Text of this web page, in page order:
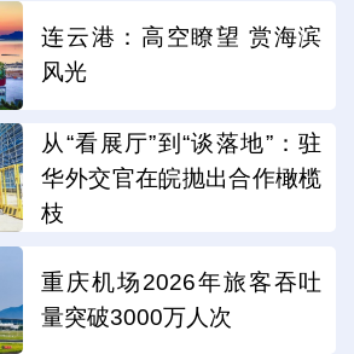
连云港：高空瞭望 赏海滨
风光
从“看展厅”到“谈落地”：驻
华外交官在皖抛出合作橄榄
枝
重庆机场2026年旅客吞吐
量突破3000万人次